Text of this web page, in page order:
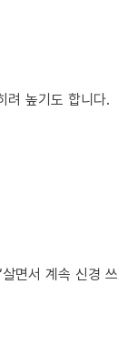
려 높기도 합니다.
면서 계속 신경 쓰